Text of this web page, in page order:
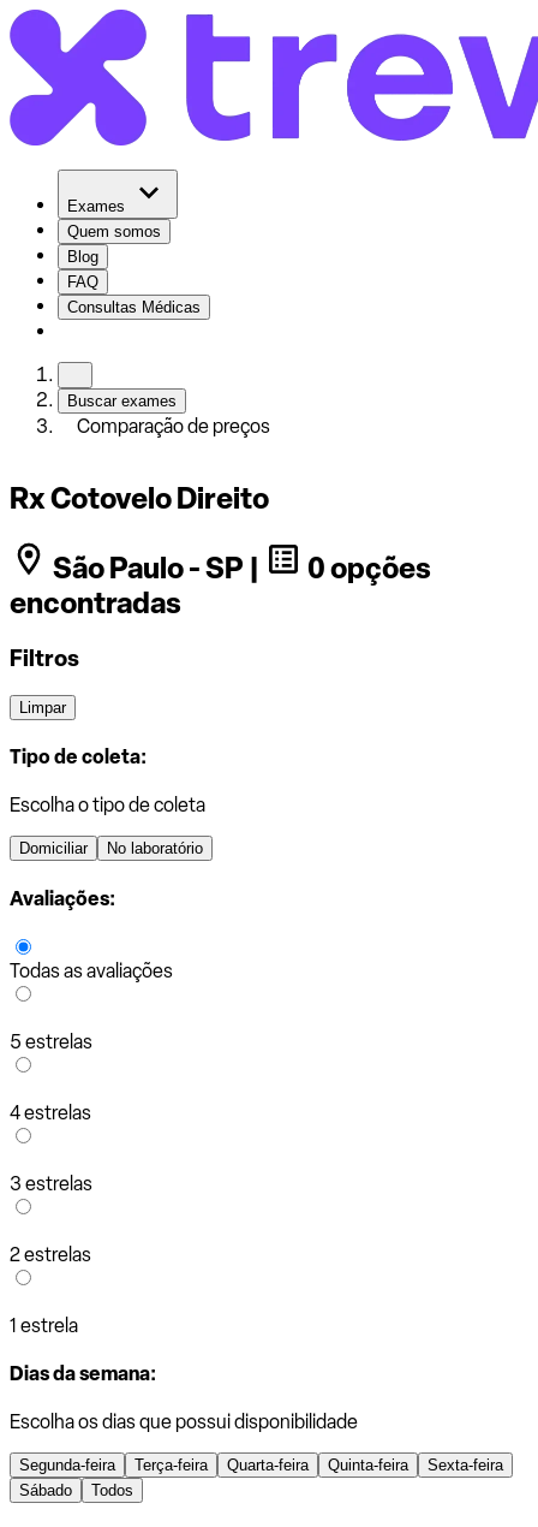
Exames
Quem somos
Blog
FAQ
Consultas Médicas
Buscar exames
Comparação de preços
Rx Cotovelo Direito
São Paulo - SP |
0 opções
encontradas
Filtros
Limpar
Tipo de coleta:
Escolha o tipo de coleta
Domiciliar No laboratório
Avaliações:
Todas as avaliações
5 estrelas
4 estrelas
3 estrelas
2 estrelas
1 estrela
Dias da semana:
Escolha os dias que possui disponibilidade
Segunda-feira Terça-feira Quarta-feira Quinta-feira
Sexta-feira
Sábado
Todos